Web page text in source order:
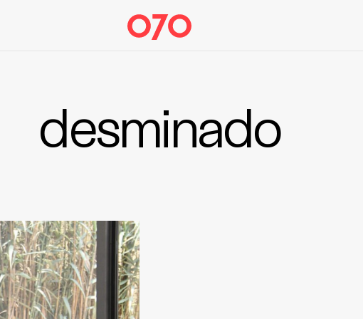
desminado